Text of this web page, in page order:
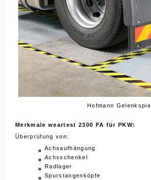
Hofmann
Merkmale weartest 2300 FA für PKW:
Überprüfung von:
Achsaufhängung
Achsschenkel
Radlager
Spurstangenköpfe